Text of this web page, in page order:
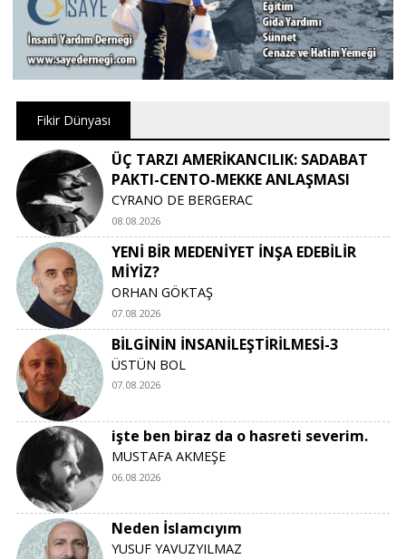
Fikir Dünyası
ÜÇ TARZI AMERİKANCILIK: SADABAT
PAKTI-CENTO-MEKKE ANLAŞMASI
CYRANO DE BERGERAC
08.08.2026
YENİ BİR MEDENİYET İNŞA EDEBİLİR
MİYİZ?
ORHAN GÖKTAŞ
07.08.2026
BİLGİNİN İNSANİLEŞTİRİLMESİ-3
ÜSTÜN BOL
07.08.2026
işte ben biraz da o hasreti severim.
MUSTAFA AKMEŞE
06.08.2026
Neden İslamcıyım
YUSUF YAVUZYILMAZ